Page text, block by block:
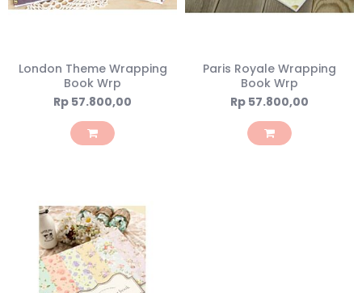
London Theme Wrapping
Book Wrp
Rp 57.800,00
Paris Royale Wrapping
Book Wrp
Rp 57.800,00